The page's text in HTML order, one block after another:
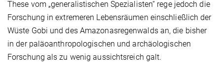
These vom „generalistischen Spezialisten“ rege jedoch die
Forschung in extremeren Lebensräumen einschließlich der
Wüste Gobi und des Amazonasregenwalds an, die bisher
in der paläoanthropologischen und archäologischen
Forschung als zu wenig aussichtsreich galt.